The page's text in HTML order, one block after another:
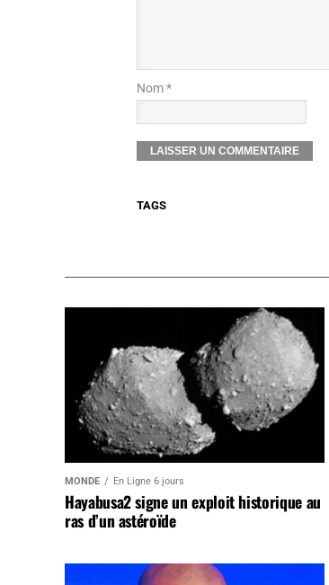
Nom *
TAGS
MONDE En Ligne 6 jours
Hayabusa2 signe un exploit historique au
ras d’un astéroïde